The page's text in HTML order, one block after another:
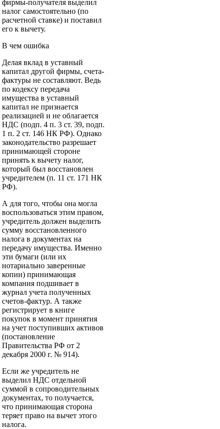
фирмы-получателя выделил
налог самостоятельно (по
расчетной ставке) и поставил
его к вычету.
В чем ошибка
Делая вклад в уставный
капитал другой фирмы, счета-
фактуры не составляют. Ведь
по кодексу передача
имущества в уставный
капитал не признается
реализацией и не облагается
НДС (подп. 4 п. 3 ст. 39, подп.
1 п. 2 ст. 146 НК РФ). Однако
законодательство разрешает
принимающей стороне
принять к вычету налог,
который был восстановлен
учредителем (п. 11 ст. 171 НК
РФ).
А для того, чтобы она могла
воспользоваться этим правом,
учредитель должен выделить
сумму восстановленного
налога в документах на
передачу имущества. Именно
эти бумаги (или их
нотариально заверенные
копии) принимающая
компания подшивает в
журнал учета полученных
счетов-фактур. А также
регистрирует в книге
покупок в момент принятия
на учет поступивших активов
(постановление
Правительства РФ от 2
декабря 2000 г. № 914).
Если же учредитель не
выделил НДС отдельной
суммой в сопроводительных
документах, то получается,
что принимающая сторона
теряет право на вычет этого
налога.